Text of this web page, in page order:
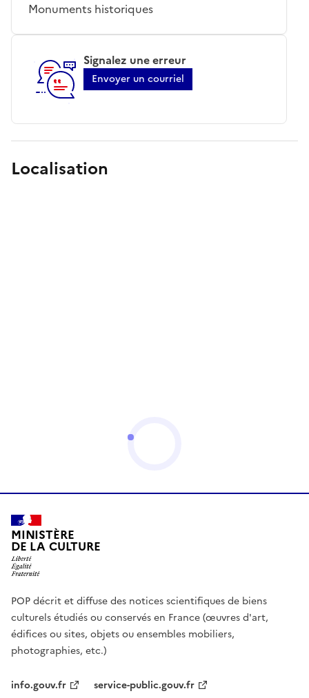
Monuments historiques
Signalez une erreur
Envoyer un courriel
Localisation
MINISTÈRE
DE LA CULTURE
POP décrit et diffuse des notices scientifiques de biens
culturels étudiés ou conservés en France (œuvres d'art,
édifices ou sites, objets ou ensembles mobiliers,
photographies, etc.)
info.gouv.fr service-public.gouv.fr